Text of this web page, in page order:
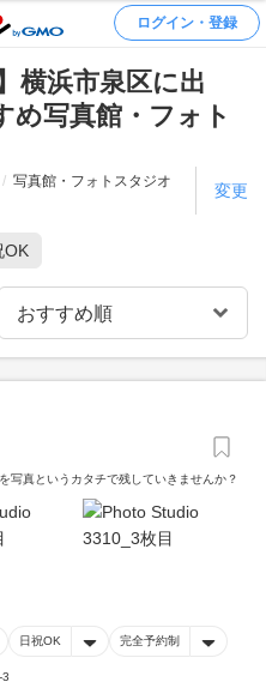
ログイン・登録
横浜市泉区に出
め写真館・フォト
写真館・フォトスタジオ
変更
OK
写真というカタチで残していきませんか？
日祝OK 完全予約制
3